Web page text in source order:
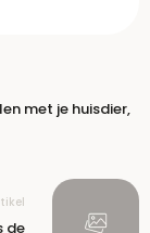
met je huisdier,
de